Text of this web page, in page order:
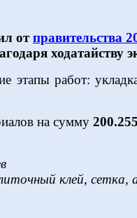
отправительства
ходатайству
работ:
на сумму
клей,